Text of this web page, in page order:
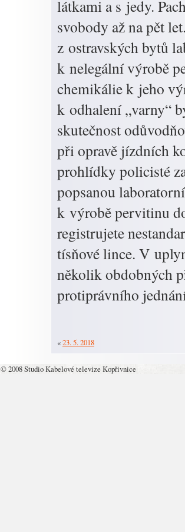
látkami a s jedy.
svobody až na pět
z ostravských bytů
k nelegální výrobě
chemikálie k jeho
k odhalení „varny“
skutečnost
při opravě jízdních
prohlídky policisté
popsanou
k výrobě pervitinu
registrujete
tísňové lince. V
několik obdobných
protiprávního
«23. 5. 2018
© 2008 Studio Kabelové televize Kopřivnice